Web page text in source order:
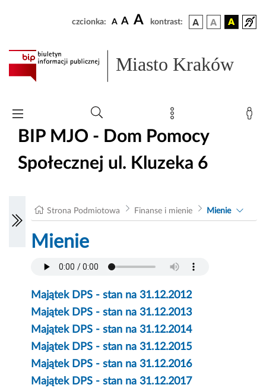
czcionka: A A A kontrast:
Miasto Kraków
BIP MJO - Dom Pomocy
Społecznej ul. Kluzeka 6
Strona Podmiotowa Finanse i mienie Mienie
Mienie
Majątek DPS - stan na 31.12.2012
Majątek DPS - stan na 31.12.2013
Majątek DPS - stan na 31.12.2014
Majątek DPS - stan na 31.12.2015
Majątek DPS - stan na 31.12.2016
Majątek DPS - stan na 31.12.2017